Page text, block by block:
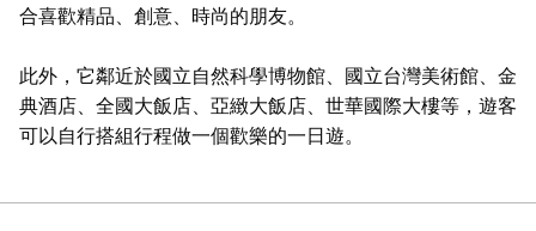
合喜歡精品、創意、時尚的朋友。
此外，它鄰近於國立自然科學博物館、國立台灣美術館、金
典酒店、全國大飯店、亞緻大飯店、世華國際大樓等，遊客
可以自行搭組行程做一個歡樂的一日遊。